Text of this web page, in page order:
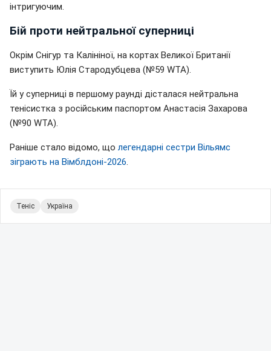
інтригуючим.
Бій проти нейтральної суперниці
Окрім Снігур та Калініної, на кортах Великої Британії
виступить Юлія Стародубцева (№59 WTA).
Їй у суперниці в першому раунді дісталася нейтральна
тенісистка з російським паспортом Анастасія Захарова
(№90 WTA).
Раніше стало відомо, що легендарні сестри Вільямс
зіграють на Вімблдоні-2026
Теніс Україна